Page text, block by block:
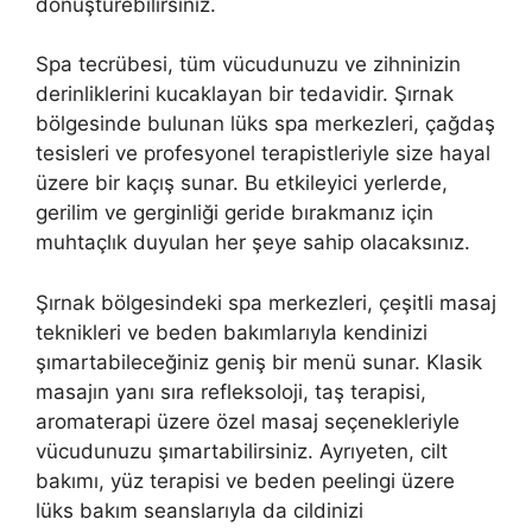
Spa tecrübesi, tüm vücudunuzu ve zihninizin
derinliklerini kucaklayan bir tedavidir. Şırnak
bölgesinde bulunan lüks spa merkezleri, çağdaş
tesisleri ve profesyonel terapistleriyle size hayal
üzere bir kaçış sunar. Bu etkileyici yerlerde,
gerilim ve gerginliği geride bırakmanız için
muhtaçlık duyulan her şeye sahip olacaksınız.
Şırnak bölgesindeki spa merkezleri, çeşitli masaj
teknikleri ve beden bakımlarıyla kendinizi
şımartabileceğiniz geniş bir menü sunar. Klasik
masajın yanı sıra refleksoloji, taş terapisi,
aromaterapi üzere özel masaj seçenekleriyle
vücudunuzu şımartabilirsiniz. Ayrıyeten, cilt
bakımı, yüz terapisi ve beden peelingi üzere
lüks bakım seanslarıyla da cildinizi